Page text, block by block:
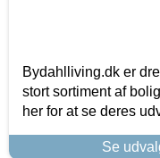
Bydahlliving.dk er
stort sortiment af
her for at se deres
Se